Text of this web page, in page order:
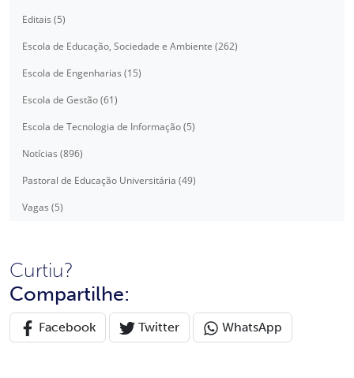
Editais (5)
Escola de Educação, Sociedade e Ambiente (262)
Escola de Engenharias (15)
Escola de Gestão (61)
Escola de Tecnologia de Informação (5)
Notícias (896)
Pastoral de Educação Universitária (49)
Vagas (5)
Curtiu?
Compartilhe:
Facebook Twitter WhatsApp